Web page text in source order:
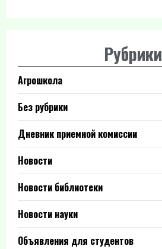
Рубрики
Агрошкола
Без рубрики
Дневник приемной комиссии
Новости
Новости библиотеки
Новости науки
Объявления для студентов